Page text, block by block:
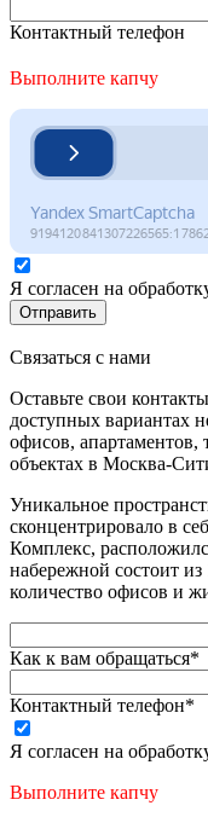
Контактный телефон
Выполните капчу
Я согласен на
Отправить
Связаться с нами
Оставьте свои
доступных вариантах
офисов,
объектах в Москва-
Уникальное
сконцентрировало в
Комплекс,
набережной состоит
количество офисов и
Как к вам обращаться*
Контактный телефон*
Я согласен на
Выполните капчу